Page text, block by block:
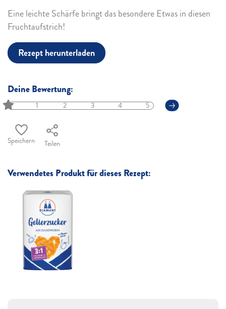
Eine leichte Schärfe bringt das besondere Etwas in diesen
Fruchtaufstrich!
Rezept herunterladen
Deine Bewertung:
1 2 3 4 5
Speichern Teilen
Verwendetes Produkt für dieses Rezept: